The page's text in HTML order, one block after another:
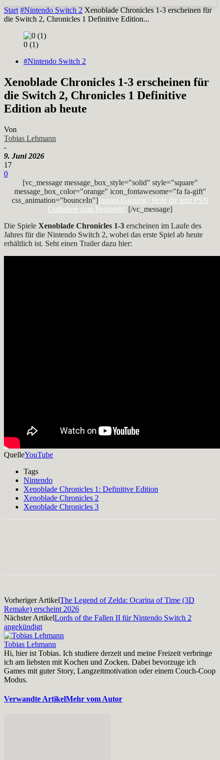
Start #Nintendo Switch 2 Xenoblade Chronicles 1-3 erscheinen für
die Switch 2, Chronicles 1 Definitive Edition...
0 (1)
#Nintendo Switch 2
Xenoblade Chronicles 1-3 erscheinen für
die Switch 2, Chronicles 1 Definitive
Edition ab heute
Von
Tobias Lehmann
-
9. Juni 2026
17
0
[vc_message message_box_style="solid" style="square"
message_box_color="orange" icon_fontawesome="fa fa-gift"
css_animation="bounceIn"]Instant-Gaming | Hole dir jetzt PSN
Guthaben zum Bestpreis! [/vc_message]
Die Spiele Xenoblade Chronicles 1-3 erscheinen im Laufe des
Jahres für die Nintendo Switch 2, wobei das erste Spiel ab heute
erhältlich ist. Seht einen Trailer dazu hier:
QuelleYouTube
Tags
Nintendo
Xenoblade Chronicles 1: Definitive Edition
Xenoblade Chronicles 2
Xenoblade Chronicles 3
Vorheriger ArtikelThe Legend of Zelda: Ocarina of Time (3D
Remake) erscheint 2026
Nächster ArtikelLords of the Fallen II für Nintendo Switch 2
angekündigt
Tobias Lehmann
Hi, hier ist Tobias. Ich studiere derzeit und meine Freizeit verbringe
ich am liebsten mit Kochen und Zocken. Dabei bevorzuge ich
Games mit guter Story, Langzeitmotivation oder einem Couch-Coop
Modus.
Verwandte ArtikelMehr vom Autor